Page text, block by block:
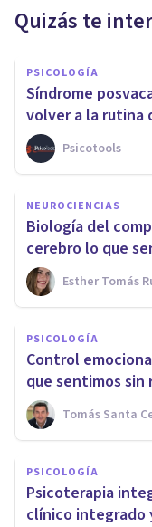
Quizás te
PSICOLOGÍA
Síndrome
volver a la rutina
Psicotools
NEUROCIENCIAS
Biología del
cerebro lo que
Esther Tomás
PSICOLOGÍA
Control
que sentimos sin
Tomás Santa
PSICOLOGÍA
Psicoterapia
clínico integrado